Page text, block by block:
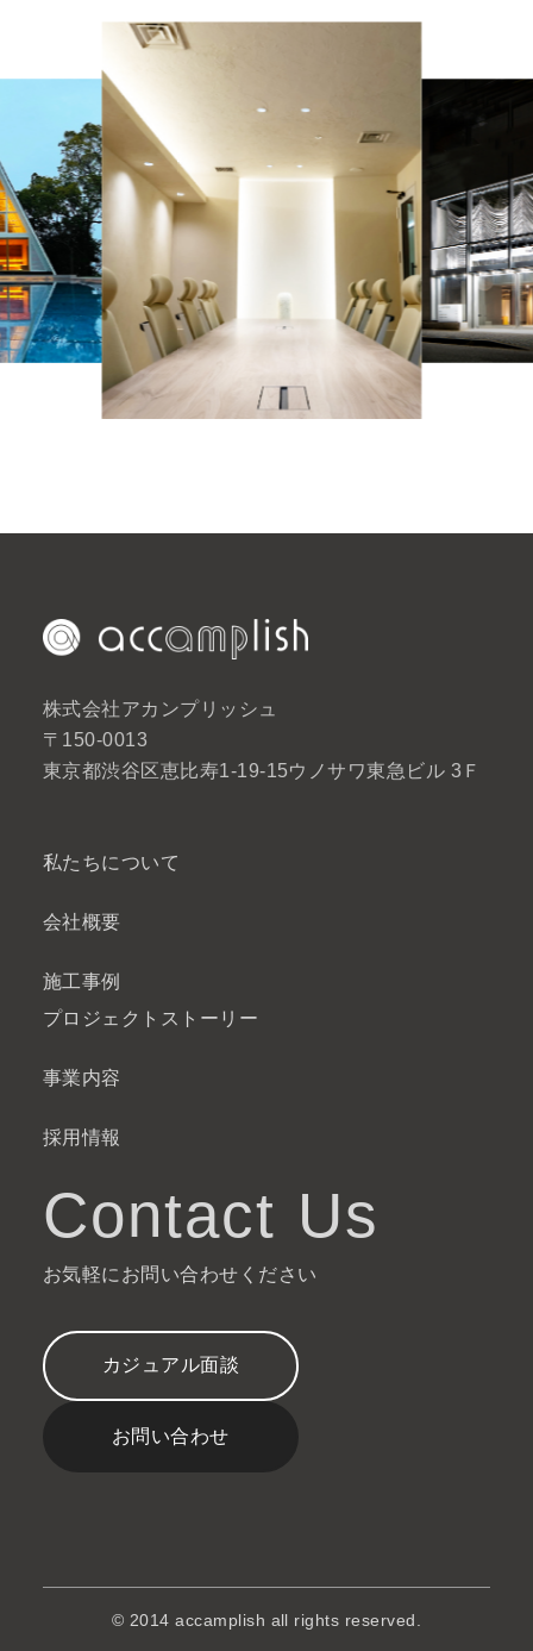
株式会社アカンプリッシュ
〒150-0013
東京都渋谷区恵比寿1-19-15ウノサワ東急ビル 3Ｆ
私たちについて
会社概要
施工事例
プロジェクトストーリー
事業内容
採用情報
Contact Us
お気軽にお問い合わせください
カジュアル面談
お問い合わせ
© 2014 accamplish all rights reserved.